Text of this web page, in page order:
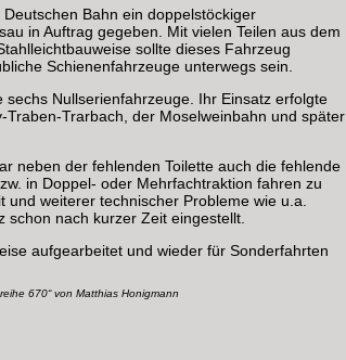
Bahn ein doppelstöckiger
in Auftrag gegeben. Mit vielen Teilen aus dem
sollte dieses Fahrzeug
Schienenfahrzeuge unterwegs sein.
sechs Nullserienfahrzeuge. Ihr Einsatz erfolgte
Trarbach, der Moselweinbahn und später
neben der fehlenden Toilette auch die fehlende
in Doppel- oder Mehrfachtraktion fahren zu
weiterer technischer Probleme wie u.a.
nach kurzer Zeit eingestellt.
aufgearbeitet und wieder für Sonderfahrten
670“ von Matthias Honigmann